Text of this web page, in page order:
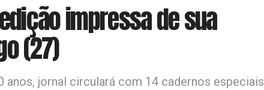
edição impressa de sua
(27)
anos, jornal circulará com 14 cadernos especiais